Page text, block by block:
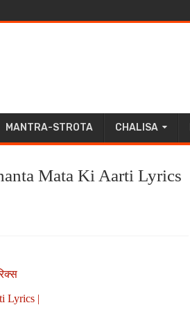
MANTRA-STROTA CHALISA
Mata Ki Aarti Lyrics
Lyrics |